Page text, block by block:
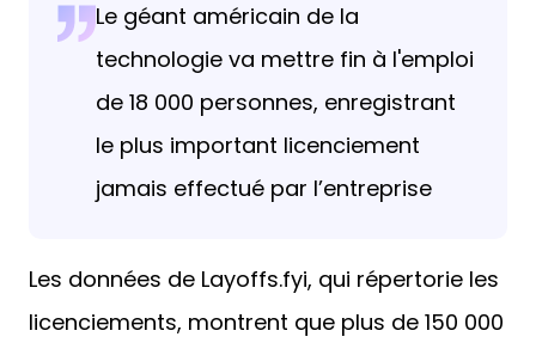
Le géant américain de la
technologie va mettre fin à l'emploi
de 18 000 personnes, enregistrant
le plus important licenciement
jamais effectué par l’entreprise
Les données de Layoffs.fyi, qui répertorie les
licenciements, montrent que plus de 150 000